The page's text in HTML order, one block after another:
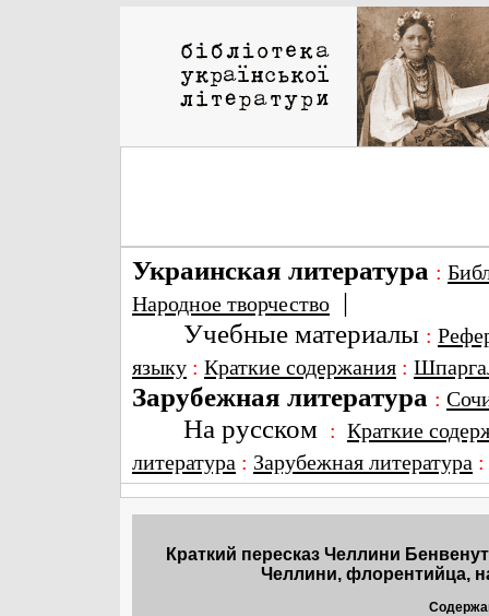
Украинская литература :
Народное творчество |
Учебные материалы :
языку : Краткие содержания :
Зарубежная литература :
На русском : Краткие
литература : Зарубежная литература
Краткий пересказ Челлини
Челлини, флорентийца,